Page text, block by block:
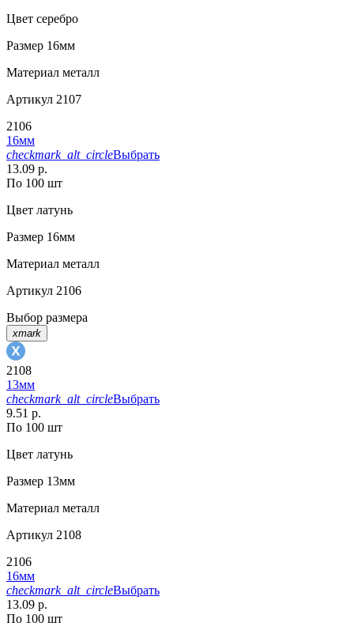
Цвет серебро
Размер 16мм
Материал металл
Артикул 2107
2106
16мм
checkmark_alt_circleВыбрать
13.09 р.
По 100 шт
Цвет латунь
Размер 16мм
Материал металл
Артикул 2106
Выбор размера
xmark
2108
13мм
checkmark_alt_circleВыбрать
9.51 р.
По 100 шт
Цвет латунь
Размер 13мм
Материал металл
Артикул 2108
2106
16мм
checkmark_alt_circleВыбрать
13.09 р.
По 100 шт